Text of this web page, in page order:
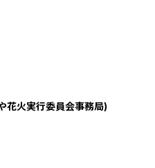
火実行委員会事務局)